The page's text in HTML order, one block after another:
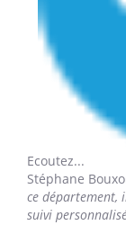
Ecoutez...
Stéphane
ce département,
suivi